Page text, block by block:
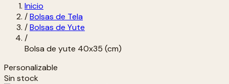
Inicio
/Bolsas de Tela
/Bolsas de Yute
/
Bolsa de yute 40x35 (cm)
Personalizable
Sin stock